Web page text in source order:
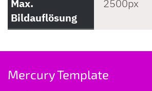
Max.
Bildauflösung
2500px
Mercury Template